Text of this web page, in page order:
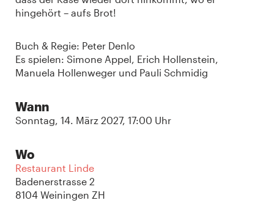
hingehört – aufs Brot!
Buch & Regie: Peter Denlo
Es spielen: Simone Appel, Erich Hollenstein,
Manuela Hollenweger und Pauli Schmidig
Wann
Sonntag, 14. März 2027, 17:00 Uhr
Wo
Restaurant Linde
Badenerstrasse 2
8104 Weiningen ZH